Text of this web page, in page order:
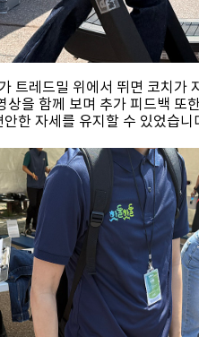
레드밀 위에서 뛰면 코치가
을 함께 보며 추가 피드백 또
한 자세를 유지할 수 있었습니